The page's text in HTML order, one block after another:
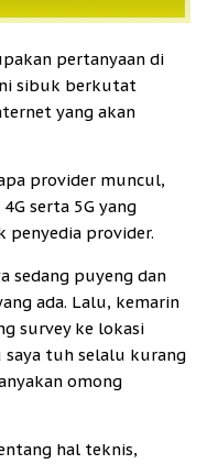
pertanyaan di
sibuk berkutat
yang akan
provider muncul,
serta 5G yang
penyedia provider.
sedang puyeng dan
ada. Lalu, kemarin
survey ke lokasi
saya tuh selalu kurang
omong
hal teknis,